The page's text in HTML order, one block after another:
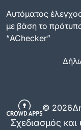
Αυτόματος
με βάση το
“AChecker”
© 2026
Σχεδιασμός